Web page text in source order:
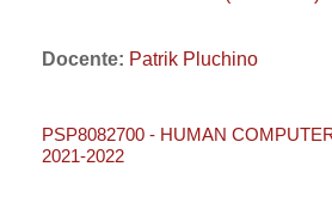
Docente: Patrik Pluchino
PSP8082700 - HUMAN
2021-2022